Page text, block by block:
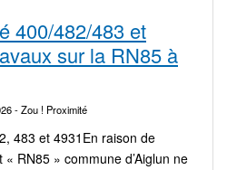
400/482/483 et
sur la RN85 à
- Zou ! Proximité
483 et 4931En raison de
RN85 » commune d’Aiglun ne